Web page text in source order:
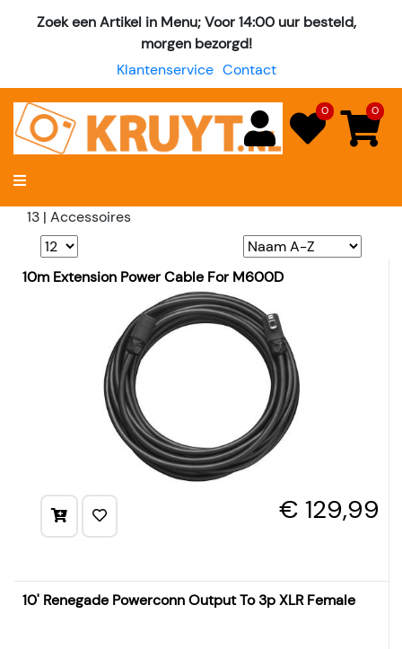
Zoek een Artikel in Menu; Voor 14:00 uur besteld,
morgen bezorgd!
Klantenservice Contact
0 0
13 | Accessoires
10m Extension Power Cable For M600D
€ 129,99
10' Renegade Powerconn Output To 3p XLR Female